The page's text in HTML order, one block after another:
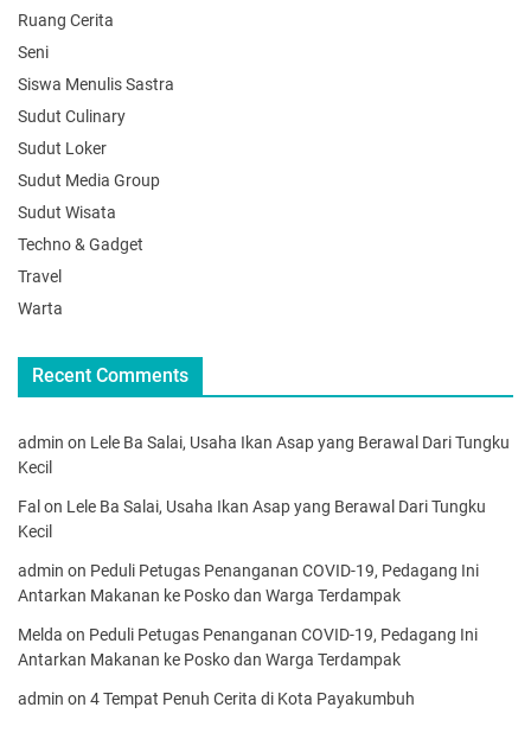
Ruang Cerita
Seni
Siswa Menulis Sastra
Sudut Culinary
Sudut Loker
Sudut Media Group
Sudut Wisata
Techno & Gadget
Travel
Warta
Recent Comments
admin on Lele Ba Salai, Usaha Ikan Asap yang Berawal Dari Tungku
Kecil
Fal on Lele Ba Salai, Usaha Ikan Asap yang Berawal Dari Tungku
Kecil
admin on Peduli Petugas Penanganan COVID-19, Pedagang Ini
Antarkan Makanan ke Posko dan Warga Terdampak
Melda on Peduli Petugas Penanganan COVID-19, Pedagang Ini
Antarkan Makanan ke Posko dan Warga Terdampak
admin on 4 Tempat Penuh Cerita di Kota Payakumbuh